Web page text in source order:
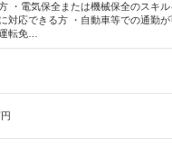
・電気保全または機械保全のスキ
対応できる方 ・自動車等での通勤が
転免…